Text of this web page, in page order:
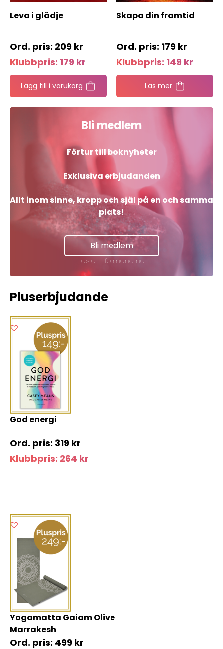
Leva i glädje
209 kr
Klubbpris: 179 kr
Lägg till i varukorg
Skapa din framtid
179 kr
Klubbpris: 149 kr
Läs mer
Bli medlem
Förtur till boknyheter
Exklusiva erbjudanden
Allt inom sinne, kropp och själ på en och samma
plats!
Bli medlem
Läs om förmånerna
Pluserbjudande
God energi
319 kr
Klubbpris: 264 kr
Yogamatta Gaiam Olive
Marrakesh
499 kr